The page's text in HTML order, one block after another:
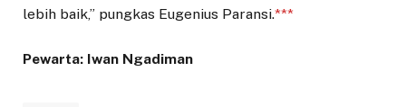
lebih baik,” pungkas Eugenius Paransi.***
Pewarta: Iwan Ngadiman